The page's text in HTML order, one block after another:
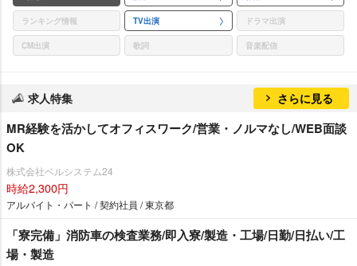
ランキング情報 TV出演 ドラマ出演
CM出演 歌詞 音楽配信
求人特集 さらに見る
MR経験を活かしてオフィスワーク/営業・ノルマなし/WEB面談
OK
株式会社ベルシステム24
時給2,300円
アルバイト・パート / 契約社員 / 東京都
「寮完備」消防車の検査業務/即入寮/製造・工場/日勤/日払い/工
場・製造